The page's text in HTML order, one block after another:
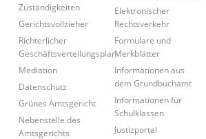
Zuständigkeiten
Gerichtsvollzieher
Richterlicher
Geschäftsverteilungsplan
Mediation
Datenschutz
Grünes Amtsgericht
Nebenstelle des
Amtsgerichts
Elektronischer
Rechtsverkehr
Formulare und
Merkblätter
Informationen aus
dem Grundbuchamt
Informationen für
Schulklassen
Justizportal